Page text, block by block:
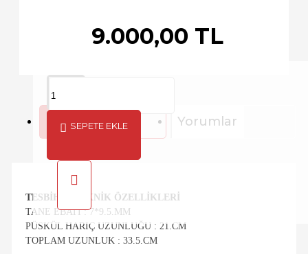
9.000,00 TL
SEPETE EKLE
Açıklama Yorumlar
TESBIHIN TEKNIK ÖZELLIKLERI
TANE EBATI : 7*9.5.MM
PÜSKÜL HARIÇ UZUNLUĞU : 21.CM
TOPLAM UZUNLUK : 33.5.CM